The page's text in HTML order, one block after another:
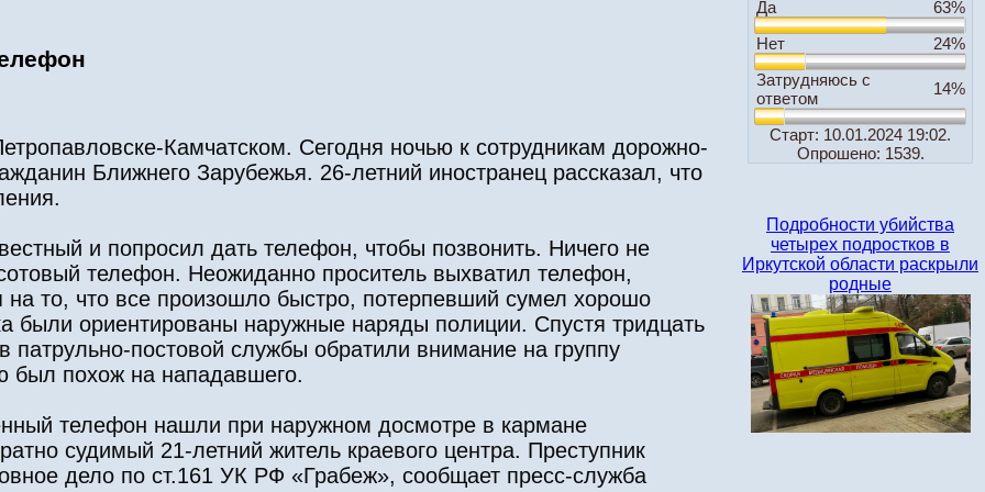
Камчатском. Сегодня ночью к сотрудникам дорожно-
Ближнего Зарубежья. 26-летний иностранец рассказал, что
и попросил дать телефон, чтобы позвонить. Ничего не
телефон. Неожиданно проситель выхватил телефон,
то, что все произошло быстро, потерпевший сумел хорошо
были ориентированы наружные наряды полиции. Спустя тридцать
патрульно-постовой службы обратили внимание на группу
был похож на нападавшего.
телефон нашли при наружном досмотре в кармане
судимый 21-летний житель краевого центра. Преступник
дело по ст.161 УК РФ «Грабеж», сообщает пресс-служба
Да
63%
Нет
24%
Затрудняюсь с
ответом
14%
Старт: 10.01.2024 19:02.
Опрошено: 1539.
Подробности убийства
четырех подростков в
Иркутской области раскрыли
родные